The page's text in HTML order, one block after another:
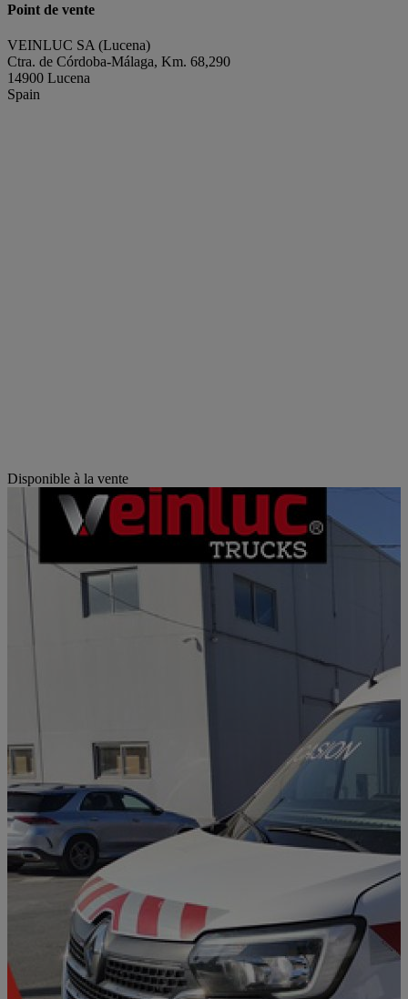
Point de vente
VEINLUC SA (Lucena)
Ctra. de Córdoba-Málaga, Km. 68,290
14900 Lucena
Spain
Disponible à la vente